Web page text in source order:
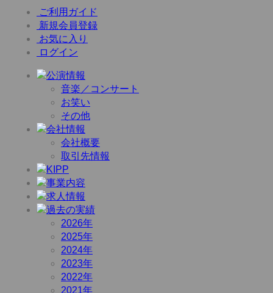
ご利用ガイド
新規会員登録
お気に入り
ログイン
音楽／コンサート
お笑い
その他
会社概要
取引先情報
2026年
2025年
2024年
2023年
2022年
2021年